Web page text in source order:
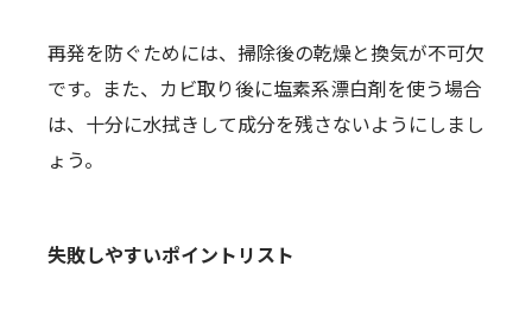
再発を防ぐためには、掃除後の乾燥と換気が不可欠
です。また、カビ取り後に塩素系漂白剤を使う場合
は、十分に水拭きして成分を残さないようにしまし
ょう。
失敗しやすいポイントリスト